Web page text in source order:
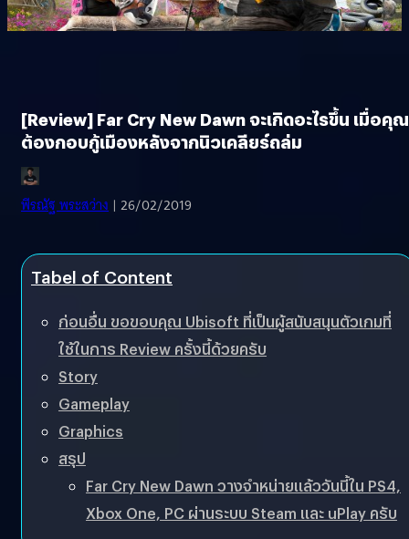
[Review] Far Cry New Dawn จะเกิดอะไรขึ้น เมื่อคุณ
ต้องกอบกู้เมืองหลังจากนิวเคลียร์ถล่ม
พีรณัฐ พระสว่าง | 26/02/2019
Tabel of Content
ก่อนอื่น ขอขอบคุณ Ubisoft ที่เป็นผู้สนับสนุนตัวเกมที่
ใช้ในการ Review ครั้งนี้ด้วยครับ
Story
Gameplay
Graphics
สรุป
Far Cry New Dawn วางจำหน่ายแล้ววันนี้ใน PS4,
Xbox One, PC ผ่านระบบ Steam และ uPlay ครับ